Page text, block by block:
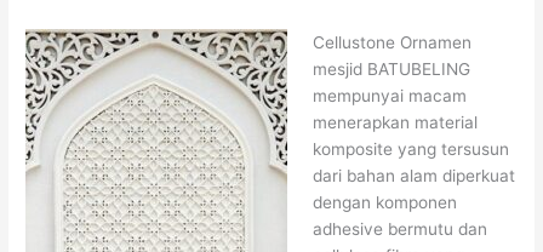
Cellustone Ornamen
mesjid BATUBELING
mempunyai macam
menerapkan material
komposite yang tersusun
dari bahan alam diperkuat
dengan komponen
adhesive bermutu dan